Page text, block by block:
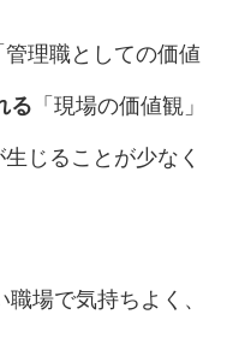
理職としての価値
る 「現場の価値観」
じることが少なく
場で気持ちよく、